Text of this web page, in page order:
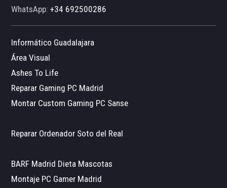
WhatsApp:+34 692500286
Informático Guadalajara
Área Visual
Ashes To Life
Reparar Gaming PC Madrid
Montar Custom Gaming PC Sanse
Reparar Ordenador Soto del Real
BARF Madrid Dieta Mascotas
Montaje PC Gamer Madrid